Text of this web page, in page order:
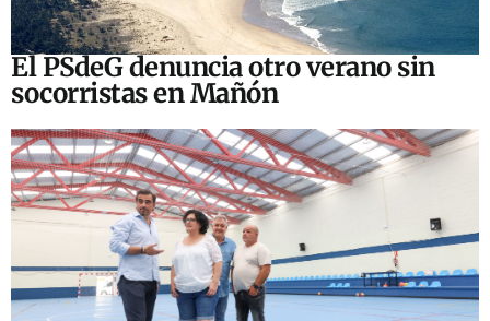
El PSdeG denuncia otro verano sin
socorristas en Mañón